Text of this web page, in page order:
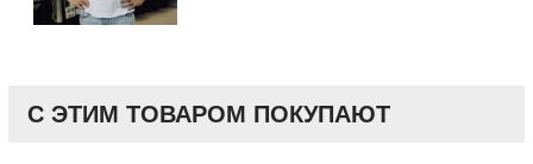
С ЭТИМ ТОВАРОМ ПОКУПАЮТ